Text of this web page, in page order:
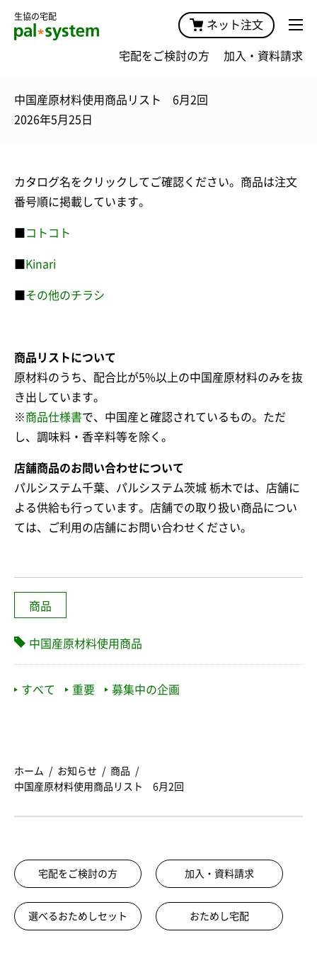
生協の宅配
ネット注文
宅配をご検討の方 加入・資料請求
中国産原材料使用商品リスト 6月2回
2026年5月25日
カタログ名をクリックしてご確認ください。商品は注文
番号順に掲載しています。
コトコト
Kinari
その他のチラシ
商品リストについて
原材料のうち、配合比が5%以上の中国産原材料のみを抜
き出しています。
※商品仕様書で、中国産と確認されているもの。ただ
し、調味料・香辛料等を除く。
店舗商品のお問い合わせについて
パルシステム千葉、パルシステム茨城 栃木では、店舗に
よる供給も行っています。店舗での取り扱い商品につい
ては、ご利用の店舗にお問い合わせください。
商品
中国産原材料使用商品
すべて 重要 募集中の企画
ホーム お知らせ
商品
中国産原材料使用商品リスト 6月2回
宅配をご検討の方 加入・資料請求
選べるおためしセット おためし宅配